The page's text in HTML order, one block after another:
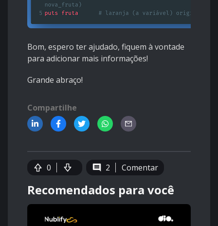
Bom, espero ter ajudado, fiquem à vontade
para adicionar mais informações!
Grande abraço!
Compartilhe
0 2 Comentar
Recomendados para você